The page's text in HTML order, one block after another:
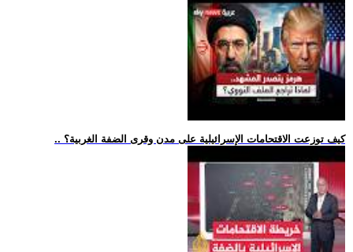
.. كيف توزعت الاقتحامات الإسرائيلية على مدن وقرى الضفة الغربية؟